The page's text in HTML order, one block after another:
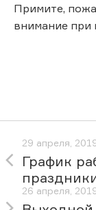
Примите,
внимание при
29 апреля,
График
26 апреля,